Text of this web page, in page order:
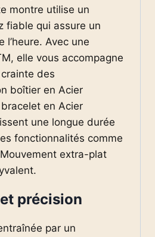
montre utilise un
fiable qui assure un
l’heure. Avec une
elle vous accompagne
des
boîtier en Acier
en Acier
une longue durée
fonctionnalités comme
extra-plat
précision
par un